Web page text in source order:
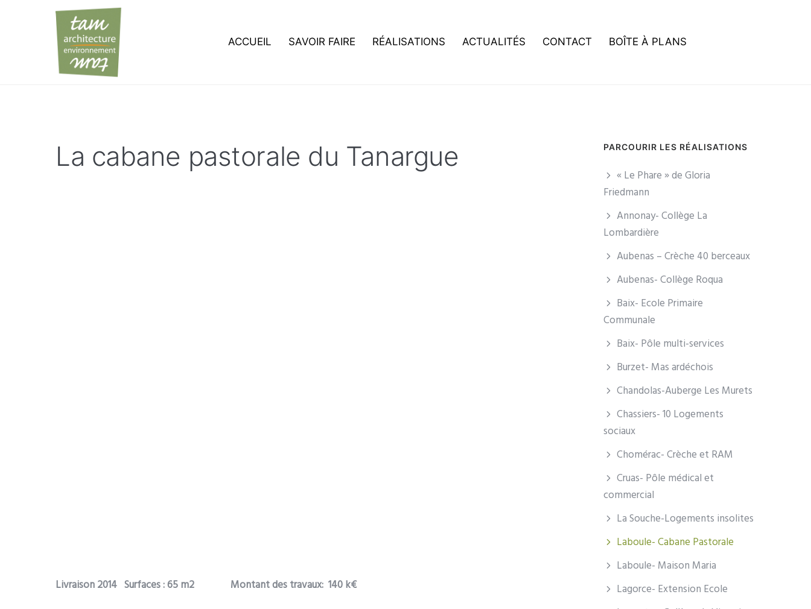
ACCUEIL SAVOIR FAIRE RÉALISATIONS ACTUALITÉS CONTACT BOÎTE À PLANS
La cabane pastorale du Tanargue
Livraison 2014 Surfaces : 65 m2 Montant des travaux: 140 k€
PARCOURIR LES RÉALISATIONS
« Le Phare » de Gloria
Friedmann
Annonay- Collège La
Lombardière
Aubenas – Crèche 40 berceaux
Aubenas- Collège Roqua
Baix- Ecole Primaire
Communale
Baix- Pôle multi-services
Burzet- Mas ardéchois
Chandolas-Auberge Les Murets
Chassiers- 10 Logements
sociaux
Chomérac- Crèche et RAM
Cruas- Pôle médical et
commercial
La Souche-Logements insolites
Laboule- Cabane Pastorale
Laboule- Maison Maria
Lagorce- Extension Ecole